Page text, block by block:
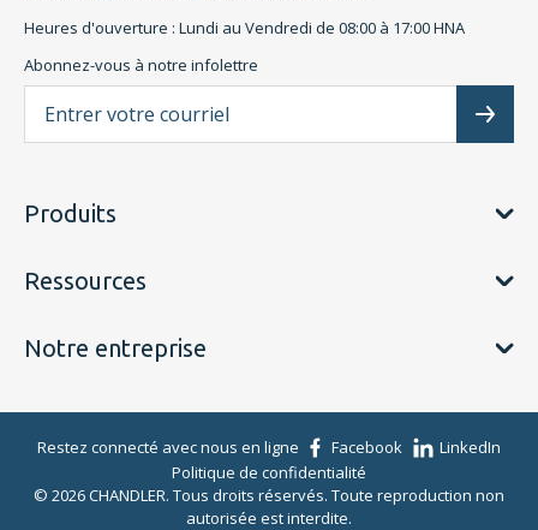
Heures d'ouverture : Lundi au Vendredi de 08:00 à 17:00 HNA
Abonnez-vous à notre infolettre
Produits
Ressources
Notre entreprise
Restez connecté avec nous en ligne Facebook
LinkedIn
Politique de confidentialité
© 2026 CHANDLER. Tous droits réservés. Toute reproduction non
autorisée est interdite.